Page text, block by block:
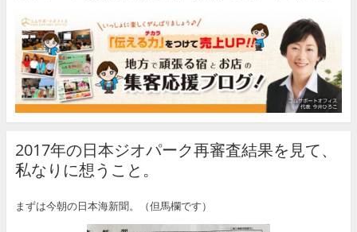
2017年の日本ジオパーク再審査結果を見て、
私なりに想うこと。
まずは今朝の日本海新聞。（但馬欄です）